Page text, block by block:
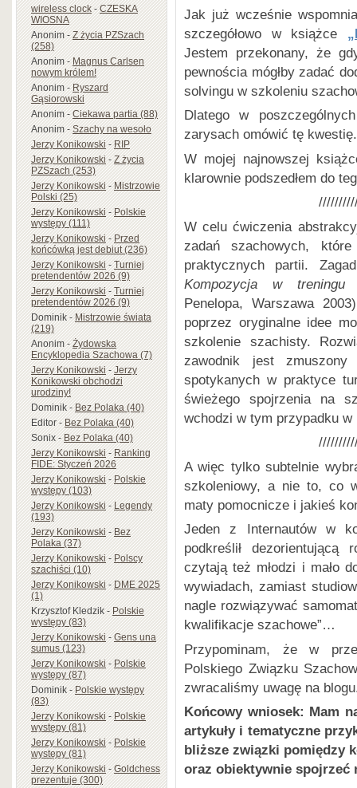
wireless clock-CZESKA
WIOSNA
Anonim-Z życia PZSzach
(258)
Anonim-Magnus Carlsen
nowym królem!
Anonim-Ryszard
Gąsiorowski
Anonim-Ciekawa partia (88)
Anonim-Szachy na wesoło
Jerzy Konikowski-RIP
Jerzy Konikowski-Z życia
PZSzach (253)
Jerzy Konikowski-Mistrzowie
Polski (25)
Jerzy Konikowski-Polskie
występy (111)
Jerzy Konikowski-Przed
końcówką jest debiut (236)
Jerzy Konikowski-Turniej
pretendentów 2026 (9)
Jerzy Konikowski-Turniej
pretendentów 2026 (9)
Dominik-Mistrzowie świata
(219)
Anonim-Żydowska
Encyklopedia Szachowa (7)
Jerzy Konikowski-Jerzy
Konikowski obchodzi
urodziny!
Dominik-Bez Polaka (40)
Editor-Bez Polaka (40)
Sonix-Bez Polaka (40)
Jerzy Konikowski-Ranking
FIDE: Styczeń 2026
Jerzy Konikowski-Polskie
występy (103)
Jerzy Konikowski-Legendy
(193)
Jerzy Konikowski-Bez
Polaka (37)
Jerzy Konikowski-Polscy
szachiści (10)
Jerzy Konikowski-DME 2025
(1)
Krzysztof Kledzik-Polskie
występy (83)
Jerzy Konikowski-Gens una
sumus (123)
Jerzy Konikowski-Polskie
występy (87)
Dominik-Polskie występy
(83)
Jerzy Konikowski-Polskie
występy (81)
Jerzy Konikowski-Polskie
występy (81)
Jerzy Konikowski-Goldchess
prezentuje (300)
Jak już wcześnie
szczegółowo w książce
Jestem przekonany, że
pewnościa mógłby zadać
solvingu w szkoleniu
Dlatego w
zarysach omówić tę kwestię.
W mojej najnowszej
klarownie podszedłem do
W celu ćwiczenia
zadań szachowych,
praktycznych partii.
Kompozycja w
Penelopa, Warszawa
poprzez oryginalne idee
szkolenie szachisty.
zawodnik jest zmuszony
spotykanych w praktyce
świeżego spojrzenia na
wchodzi w tym przypadku w
A więc tylko subtelnie
szkoleniowy, a nie to, co
maty pomocnicze i jakieś
Jeden z Internautów w
podkreślił
czytają też młodzi i mało
wywiadach, zamiast
nagle rozwiązywać
kwalifikacje szachowe”…
Przypominam, że w
Polskiego Związku
zwracaliśmy uwagę na
Końcowy wniosek: Mam
artykuły i tematyczne
bliższe związki pomiędzy
oraz obiektywnie spojrzeć